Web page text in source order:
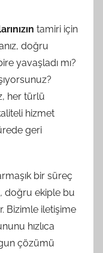
tamiri için
doğru
yavaşladı mı?
her türlü
hizmet
geri
bir süreç
doğru ekiple bu
Bizimle iletişime
hızlıca
çözümü